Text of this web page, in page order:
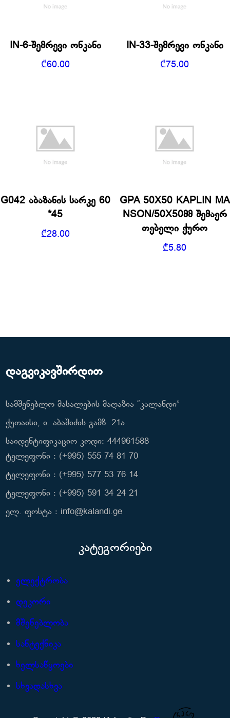
IN-6-შემრევი ონკანი
₾60.00
IN-33-შემრევი ონკანი
₾75.00
G042 აბაზანის სარკე 60
*45
₾28.00
GPA 50X50 KAPLIN MA
NSON/50X50მმ შემაერ
თებელი ქურო
₾5.80
დაგვიკავშირდით
სამშენებლო მასალების მაღაზია “კალანდი”
ქუთაისი, ი. აბაშიძის გამზ. 21ა
საიდენტიფიკაციო კოდი: 444961588
ტელეფონი : (+995) 555 74 81 70
ტელეფონი : (+995) 577 53 76 14
ტელეფონი : (+995) 591 34 24 21
ელ. ფოსტა : info@kalandi.ge
კატეგორიები
ელექტრობა
დეკორი
მშენებლობა
სანტექნიკა
ხელსაწყოები
სხვადასხვა